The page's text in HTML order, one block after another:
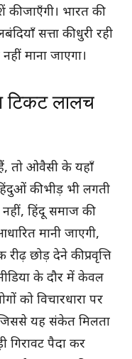
जाएँगी। भारत की
सत्ता की धुरी रही
माना जाएगा।
टिकट लालच
तो ओवैसी के यहाँ
की भीड़ भी लगती
हिंदू समाज की
मानी जाएगी,
छोड़ देने की प्रवृत्ति
के दौर में केवल
को विचारधारा पर
यह संकेत मिलता
गिरावट पैदा कर